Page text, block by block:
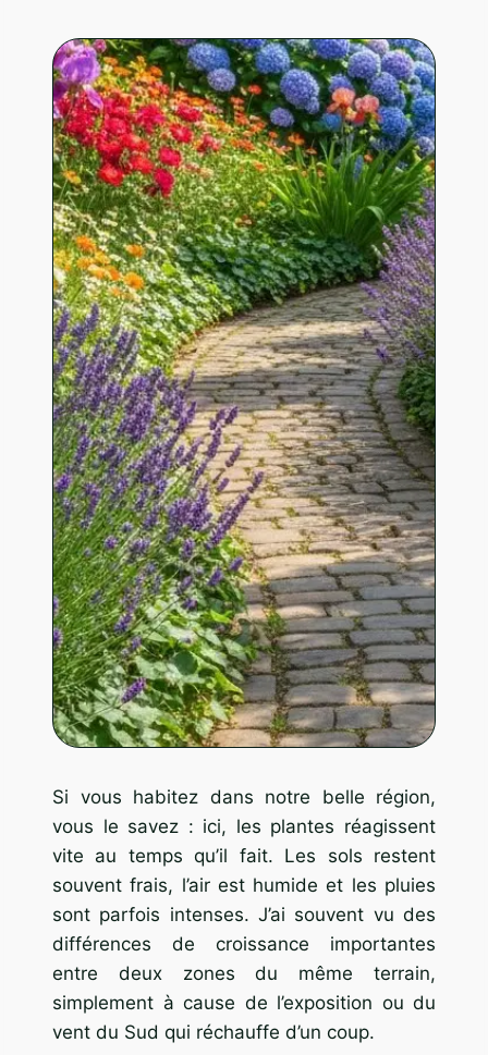
Si vous habitez dans notre belle région,
vous le savez : ici, les plantes réagissent
vite au temps qu’il fait. Les sols restent
souvent frais, l’air est humide et les pluies
sont parfois intenses. J’ai souvent vu des
différences de croissance importantes
entre deux zones du même terrain,
simplement à cause de l’exposition ou du
vent du Sud qui réchauffe d’un coup.